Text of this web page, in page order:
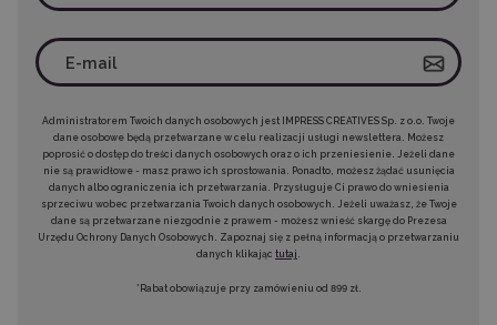
Administratorem Twoich danych osobowych jest IMPRESS CREATIVES Sp. z o.o. Twoje
dane osobowe będą przetwarzane w celu realizacji usługi newslettera. Możesz
poprosić o dostęp do treści danych osobowych oraz o ich przeniesienie. Jeżeli dane
nie są prawidłowe - masz prawo ich sprostowania. Ponadto, możesz żądać usunięcia
danych albo ograniczenia ich przetwarzania. Przysługuje Ci prawo do wniesienia
sprzeciwu wobec przetwarzania Twoich danych osobowych. Jeżeli uważasz, że Twoje
dane są przetwarzane niezgodnie z prawem - możesz wnieść skargę do Prezesa
Urzędu Ochrony Danych Osobowych. Zapoznaj się z pełną informacją o przetwarzaniu
danych klikając tutaj
*Rabat obowiązuje przy zamówieniu od 899 zł.